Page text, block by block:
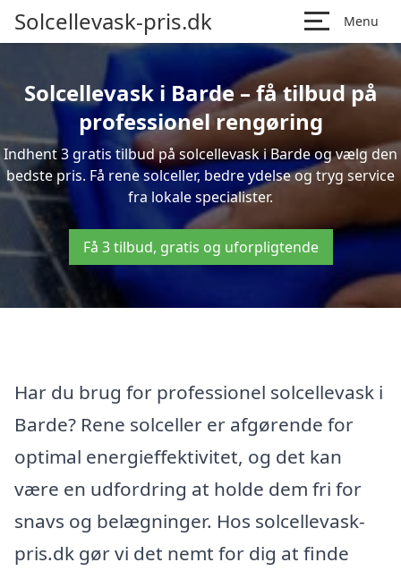
Solcellevask-pris.dk Menu
Solcellevask i Barde – få tilbud på
professionel rengøring
Indhent 3 gratis tilbud på solcellevask i Barde og vælg den
bedste pris. Få rene solceller, bedre ydelse og tryg service
fra lokale specialister.
Få 3 tilbud, gratis og uforpligtende
Har du brug for professionel solcellevask i
Barde? Rene solceller er afgørende for
optimal energieffektivitet, og det kan
være en udfordring at holde dem fri for
snavs og belægninger. Hos solcellevask-
pris.dk gør vi det nemt for dig at finde